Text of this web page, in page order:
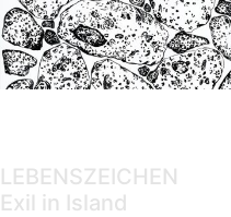
LEBENSZEICHEN
Exil in Island